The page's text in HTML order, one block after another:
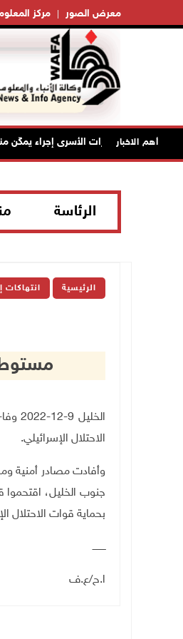
مركز معرض الصور
أهم الاخبار
أمرَ منع زيارات الأسرى إجراء يمكّن
الرئاسة
الرئيسية انتهاكات
الاحتلال الإسرائيلي.
وأفادت مصادر أمنية
جنوب الخليل، اقتحموا
بحماية قوات الاحتلال
ـــــــــ
ا.ح/ع.ف